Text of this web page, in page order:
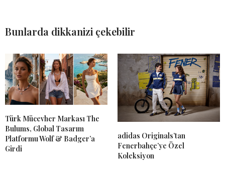
Bunlarda dikkanizi çekebilir
Türk Mücevher Markası The
Bulums, Global Tasarım
Platformu Wolf & Badger’a
Girdi
adidas Originals’tan
Fenerbahçe’ye Özel
Koleksiyon